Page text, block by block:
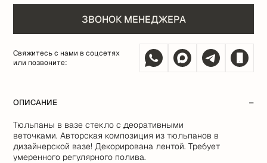
ЗВОНОК МЕНЕДЖЕРА
Свяжитесь с нами в соцсетях
или позвоните:
ОПИСАНИЕ
Тюльпаны в вазе стекло с деоративными
веточками. Авторская композиция из тюльпанов в
дизайнерской вазе! Декорирована лентой. Требует
умеренного регулярного полива.